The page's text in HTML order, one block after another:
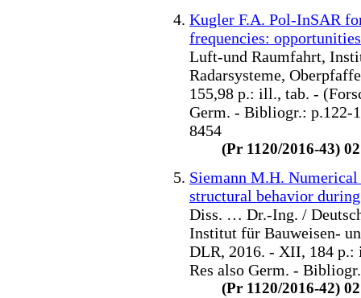
Kugler F.A. Pol-InSAR
frequencies:
Luft-und Raumfahrt,
Radarsysteme,
155,98 p.: ill., tab. -
Germ. - Bibliogr.: p.122-
8454
(Pr 1120/2016-43) 02
Siemann M.H.
structural behavior
Diss. … Dr.-Ing. /
Institut für Bauweisen-
DLR, 2016. - XII, 184 p.:
Res also Germ. -
(Pr 1120/2016-42) 02